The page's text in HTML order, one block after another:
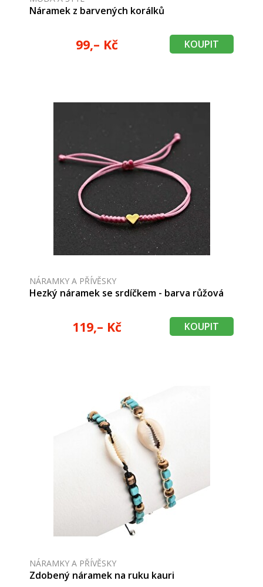
Náramek z barvených korálků
99,– Kč KOUPIT
NÁRAMKY A PŘÍVĚSKY
Hezký náramek se srdíčkem - barva růžová
119,– Kč KOUPIT
NÁRAMKY A PŘÍVĚSKY
Zdobený náramek na ruku kauri